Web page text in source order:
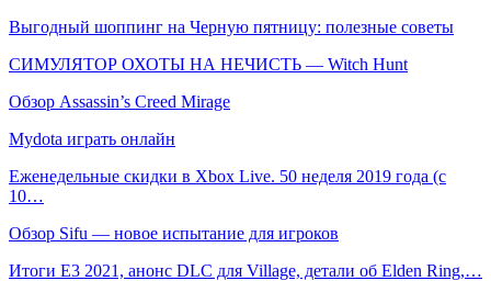
Выгодный шоппинг на Черную пятницу: полезные советы
СИМУЛЯТОР ОХОТЫ НА НЕЧИСТЬ — Witch Hunt
Обзор Assassin’s Creed Mirage
Mydota играть онлайн
Еженедельные скидки в Xbox Live. 50 неделя 2019 года (с
10…
Обзор Sifu — новое испытание для игроков
Итоги E3 2021, анонс DLC для Village, детали об Elden Ring,…